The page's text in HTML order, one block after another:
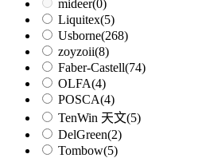
mideer(0)
Liquitex(5)
Usborne(268)
zoyzoii(8)
Faber-Castell(74)
OLFA(4)
POSCA(4)
TenWin 天文(5)
DelGreen(2)
Tombow(5)